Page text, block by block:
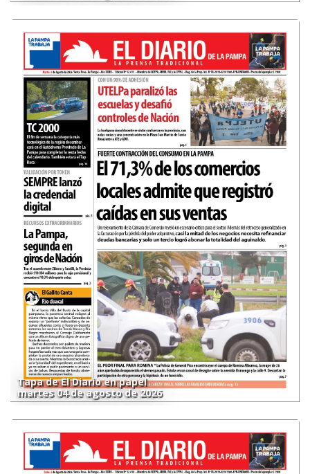
Tapa de El Diario en papel
martes 04 de agosto de 2026